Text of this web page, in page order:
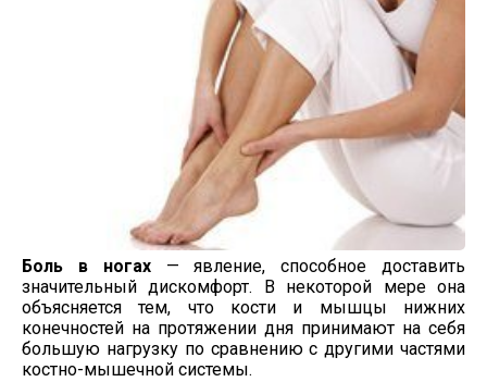
Боль в ногах— явление, способное доставить
значительный дискомфорт. В некоторой мере она
объясняется тем, что кости и мышцы нижних
конечностей на протяжении дня принимают на себя
большую нагрузку по сравнению с другими частями
костно-мышечной системы.